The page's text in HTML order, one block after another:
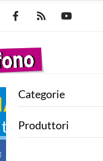
Categorie
Produttori